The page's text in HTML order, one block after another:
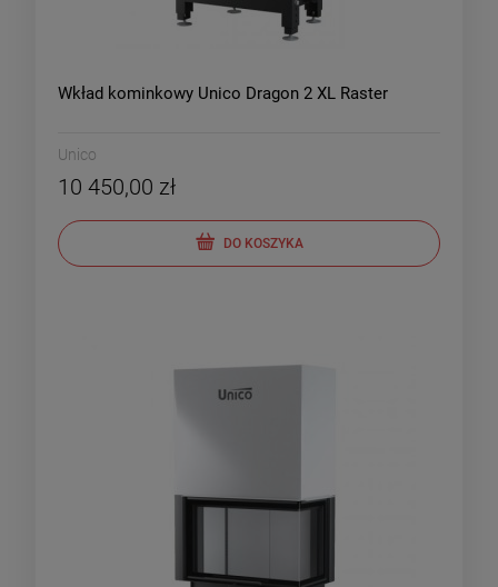
Wkład kominkowy Unico Dragon 2 XL Raster
Unico
10 450,00 zł
DO KOSZYKA